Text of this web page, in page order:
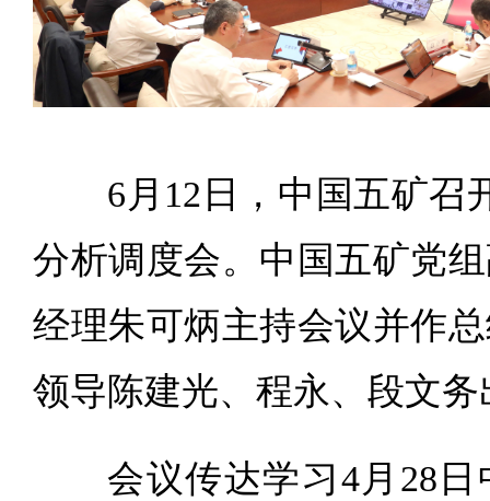
6月12日，中国五矿召
分析调度会。中国五矿党
经理朱可炳主持会议并作
领导陈建光、程永、段文
会议传达学习4月28